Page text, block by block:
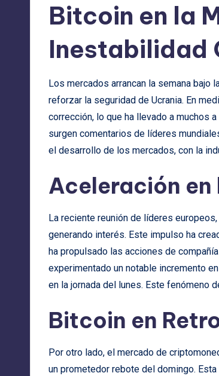
Bitcoin en la
Inestabilidad
Los mercados arrancan la semana bajo
reforzar la seguridad de Ucrania. En
corrección, lo que ha llevado a muchos
surgen comentarios de líderes
el desarrollo de los mercados, con la
Aceleración en
La reciente reunión de líderes
generando interés. Este impulso ha
ha propulsado las acciones de
experimentado un notable incremento
en la jornada del lunes. Este fenómeno
Bitcoin en
Por otro lado, el mercado de
un prometedor rebote del domingo.